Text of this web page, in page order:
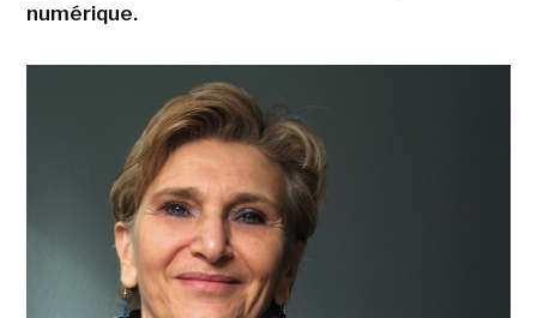
numérique.